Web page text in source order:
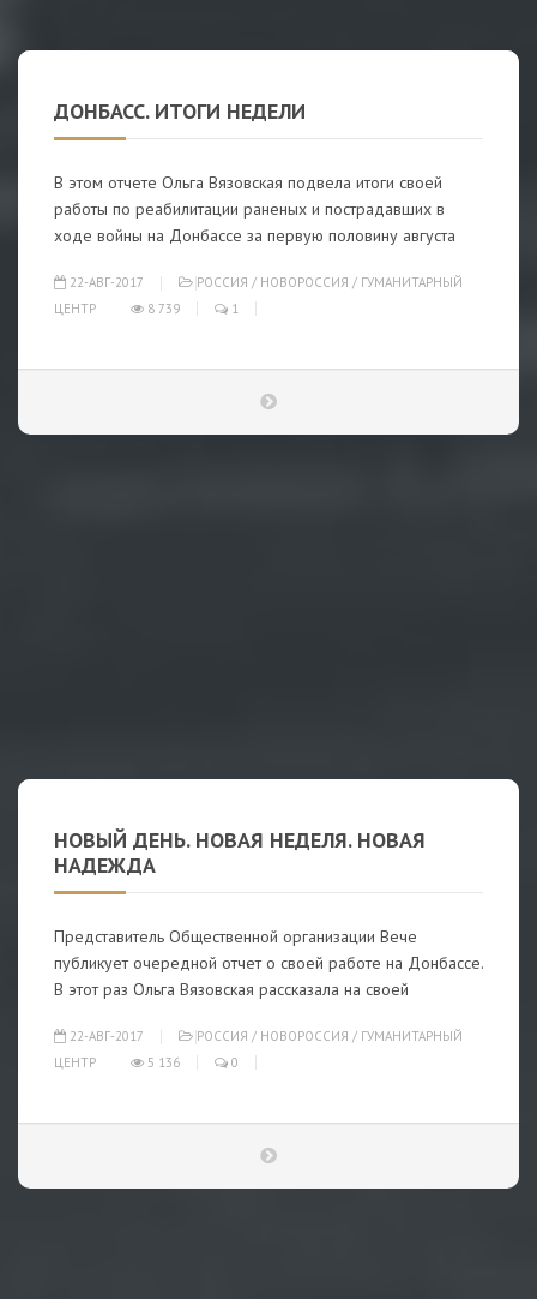
ДОНБАСС. ИТОГИ НЕДЕЛИ
В этом отчете Ольга Вязовская подвела итоги своей
работы по реабилитации раненых и пострадавших в
ходе войны на Донбассе за первую половину августа
22-АВГ-2017 РОССИЯ / НОВОРОССИЯ / ГУМАНИТАРНЫЙ
ЦЕНТР
8 739 1
НОВЫЙ ДЕНЬ. НОВАЯ НЕДЕЛЯ. НОВАЯ
НАДЕЖДА
Представитель Общественной организации Вече
публикует очередной отчет о своей работе на Донбассе.
В этот раз Ольга Вязовская рассказала на своей
22-АВГ-2017 РОССИЯ / НОВОРОССИЯ / ГУМАНИТАРНЫЙ
ЦЕНТР
5 136 0